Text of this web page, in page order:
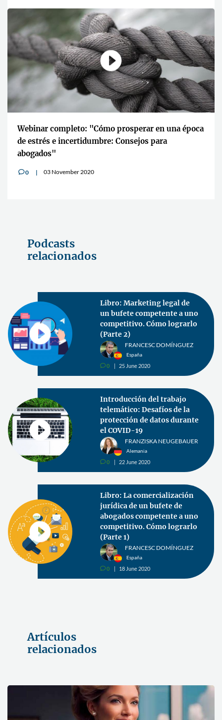
Webinar completo: "Cómo prosperar en una época
de estrés e incertidumbre: Consejos para
abogados"
v0 03 November 2020
Podcasts
relacionados
Libro: Marketing legal de
un bufete competente a uno
competitivo. Cómo lograrlo
(Parte 2)
FRANCESC DOMÍNGUEZ
España
v0 25 June 2020
Introducción del trabajo
telemático: Desafíos de la
protección de datos durante
el COVID-19
FRANZISKA NEUGEBAUER
Alemania
v0 22 June 2020
Libro: La comercialización
jurídica de un bufete de
abogados competente a uno
competitivo. Cómo lograrlo
(Parte 1)
FRANCESC DOMÍNGUEZ
España
v0 18 June 2020
Artículos
relacionados